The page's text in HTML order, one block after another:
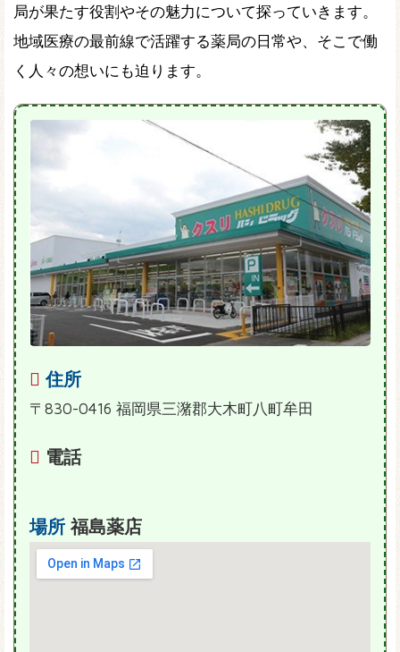
局が果たす役割やその魅力について探っていきます。
地域医療の最前線で活躍する薬局の日常や、そこで働
く人々の想いにも迫ります。
住所
〒830-0416 福岡県三潴郡大木町八町牟田
電話
場所 福島薬店